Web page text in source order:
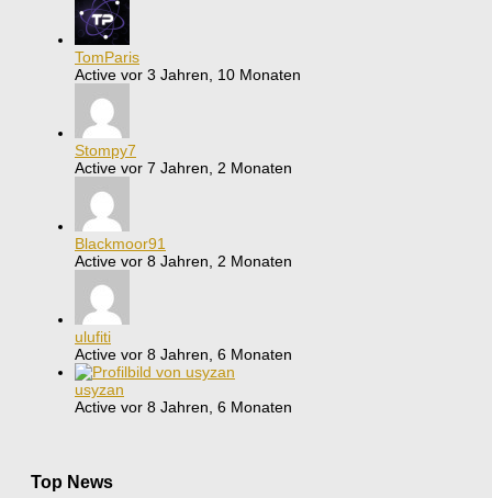
TomParis
Active vor 3 Jahren, 10 Monaten
Stompy7
Active vor 7 Jahren, 2 Monaten
Blackmoor91
Active vor 8 Jahren, 2 Monaten
ulufiti
Active vor 8 Jahren, 6 Monaten
usyzan
Active vor 8 Jahren, 6 Monaten
Top News